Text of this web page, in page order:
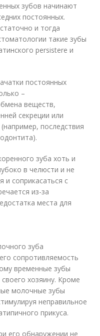
зубов начинают
постоянных.
и тогда
такие зубы
persistere и
постоянных
–
веществ,
секреции или
последствия
зуба хоть и
в челюсти и не
соприкасаться с
из-за
места для
зуба
сопротивляемость
временные зубы
хозяину. Кроме
молочные зубы
неправильное
прикуса.
его обнаружении не